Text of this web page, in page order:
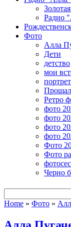
Радио
Фото
Алла
Дети
детство
мои
портрет
Ретро
фото
фото
фото
фото
Фото
Фото
Черно
Home » Фото »